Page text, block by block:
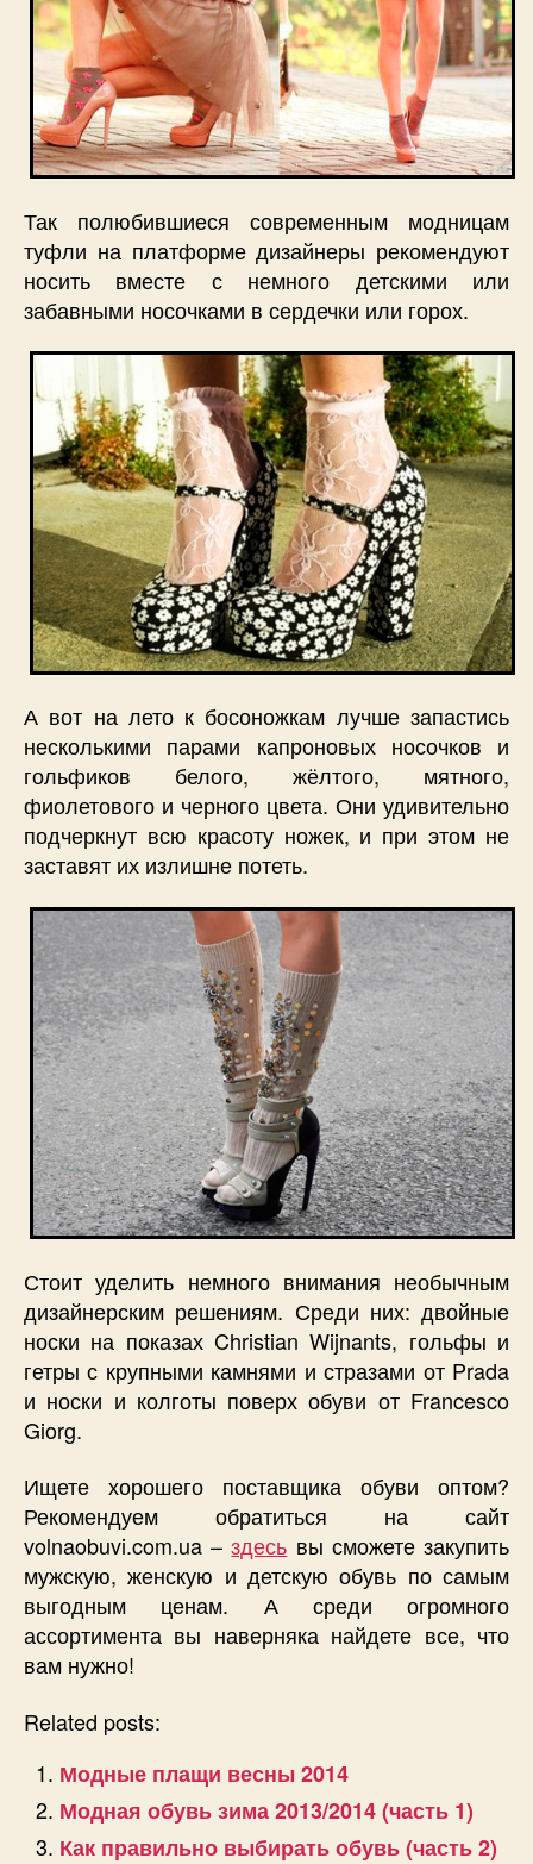
Так полюбившиеся современным модницам
туфли на платформе дизайнеры рекомендуют
носить вместе с немного детскими или
забавными носочками в сердечки или горох.
А вот на лето к босоножкам лучше запастись
несколькими парами капроновых носочков и
гольфиков белого, жёлтого, мятного,
фиолетового и черного цвета. Они удивительно
подчеркнут всю красоту ножек, и при этом не
заставят их излишне потеть.
Стоит уделить немного внимания необычным
дизайнерским решениям. Среди них: двойные
носки на показах Christian Wijnants, гольфы и
гетры с крупными камнями и стразами от Prada
и носки и колготы поверх обуви от Francesco
Giorg.
Ищете хорошего поставщика обуви оптом?
Рекомендуем обратиться на сайт
volnaobuvi.com.ua –здесь вы сможете закупить
мужскую, женскую и детскую обувь по самым
выгодным ценам. А среди огромного
ассортимента вы наверняка найдете все, что
вам нужно!
Related posts:
Модные плащи весны 2014
Модная обувь зима 2013/2014 (часть 1)
Как правильно выбирать обувь (часть 2)